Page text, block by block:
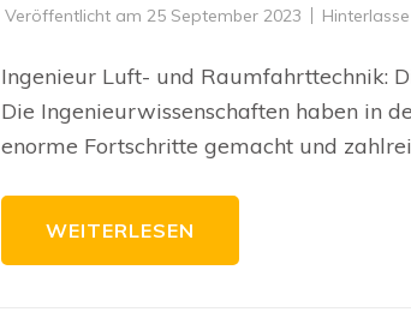
Veröffentlicht am 25 September 2023
Ingenieur Luft- und Raumfahrttechnik:
Die Ingenieurwissenschaften haben in
enorme Fortschritte gemacht und
WEITERLESEN